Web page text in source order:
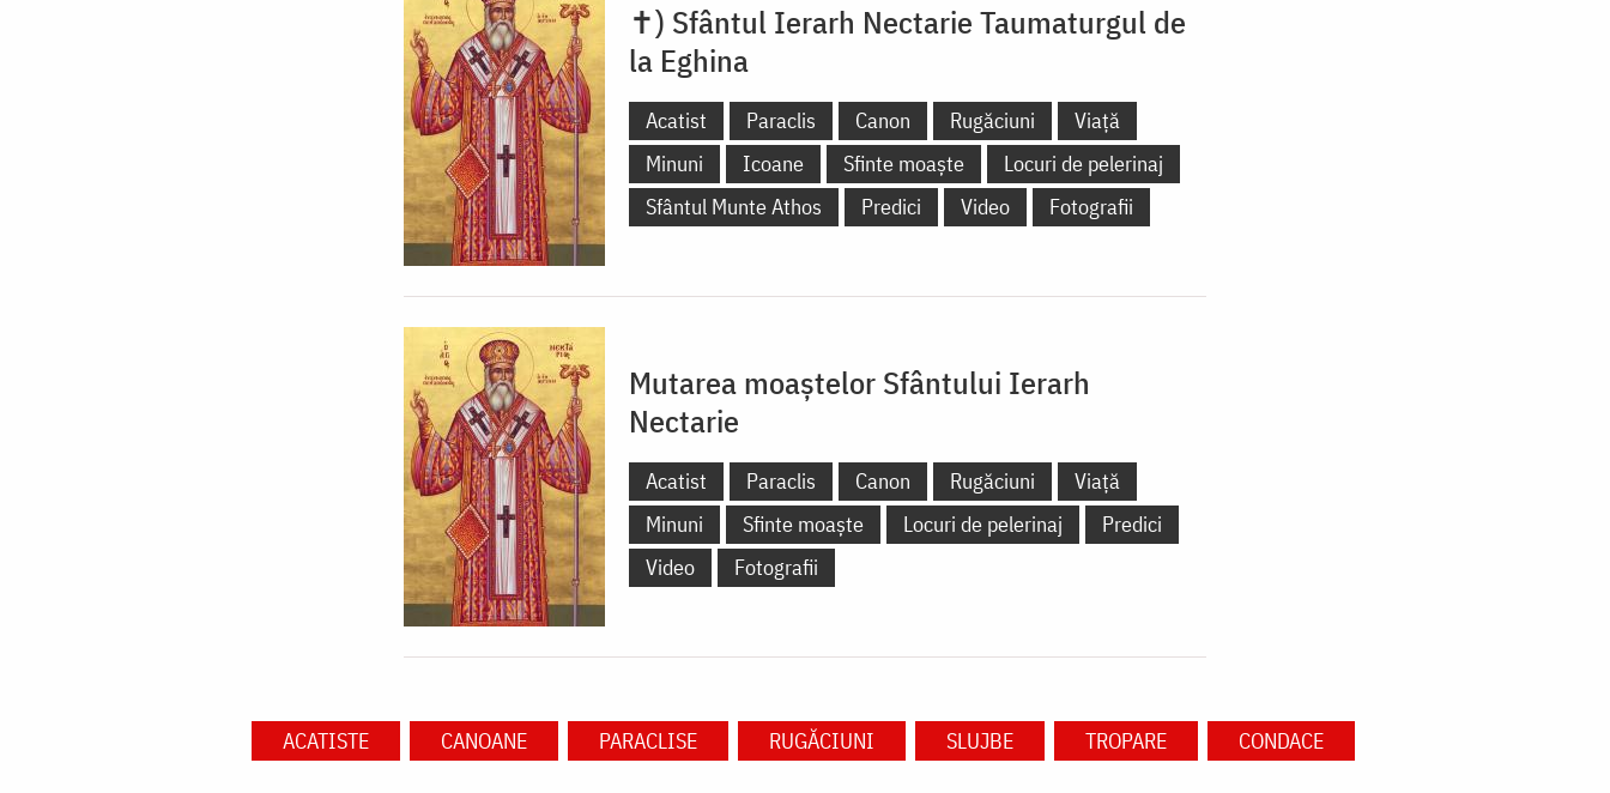
✝) Sfântul Ierarh Nectarie Taumaturgul de
la Eghina
Acatist Paraclis Canon Rugăciuni
Viață
Minuni
Icoane Sfinte moaște
Locuri de pelerinaj
Sfântul Munte Athos
Predici Video Fotografii
Mutarea moaștelor Sfântului Ierarh
Nectarie
Acatist Paraclis Canon Rugăciuni
Viață
Minuni
Sfinte moaște Locuri de pelerinaj
Predici
Video
Fotografii
ACATISTE CANOANE PARACLISE RUGĂCIUNI SLUJBE TROPARE CONDACE